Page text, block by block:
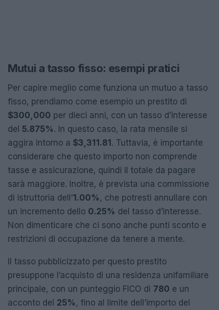
Mutui a tasso fisso: esempi pratici
Per capire meglio come funziona un mutuo a tasso
fisso, prendiamo come esempio un prestito di
$300,000 per dieci anni, con un tasso d’interesse
del 5.875%. In questo caso, la rata mensile si
aggira intorno a $3,311.81 . Tuttavia, è importante
considerare che questo importo non comprende
tasse e assicurazione, quindi il totale da pagare
sarà maggiore. Inoltre, è prevista una commissione
di istruttoria dell’1.00%, che potresti annullare con
un incremento dello 0.25% del tasso d’interesse.
Non dimenticare che ci sono anche punti sconto e
restrizioni di occupazione da tenere a mente.
Il tasso pubblicizzato per questo prestito
presuppone l’acquisto di una residenza unifamiliare
principale, con un punteggio FICO di 780 e un
acconto del 25%, fino al limite dell’importo del